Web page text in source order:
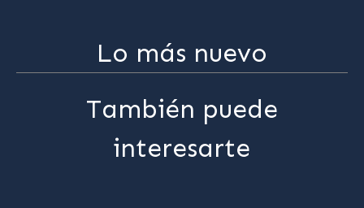
Lo más nuevo
También puede
interesarte